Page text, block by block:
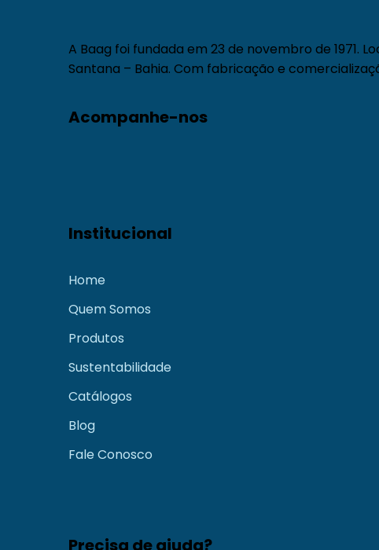
A Baag foi fundada em 23 de novembro de 1971.
Santana – Bahia. Com fabricação e
Acompanhe-nos
Institucional
Home
Quem Somos
Produtos
Sustentabilidade
Catálogos
Blog
Fale Conosco
Precisa de ajuda?